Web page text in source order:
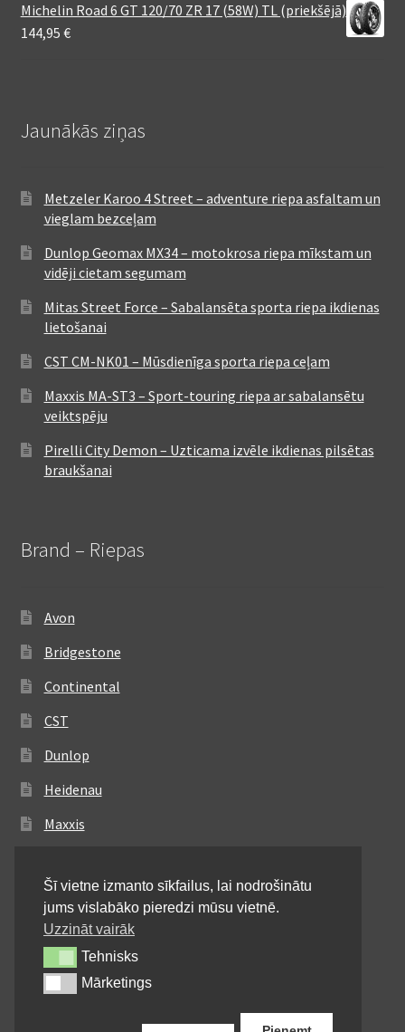
Michelin Road 6 GT 120/70 ZR 17 (58W) TL (priekšējā)
144,95 €
Jaunākās ziņas
Metzeler Karoo 4 Street – adventure riepa asfaltam un
vieglam bezceļam
Dunlop Geomax MX34 – motokrosa riepa mīkstam un
vidēji cietam segumam
Mitas Street Force – Sabalansēta sporta riepa ikdienas
lietošanai
CST CM-NK01 – Mūsdienīga sporta riepa ceļam
Maxxis MA-ST3 – Sport-touring riepa ar sabalansētu
veiktspēju
Pirelli City Demon – Uzticama izvēle ikdienas pilsētas
braukšanai
Brand – Riepas
Avon
Bridgestone
Continental
CST
Dunlop
Heidenau
Maxxis
Michelin
Mitas
Pirelli
Shinko
Šī vietne izmanto sīkfailus, lai nodrošinātu
jums vislabāko pieredzi mūsu vietnē.
Uzzināt vairāk
TehnisksTehnisks
MārketingsMārketings